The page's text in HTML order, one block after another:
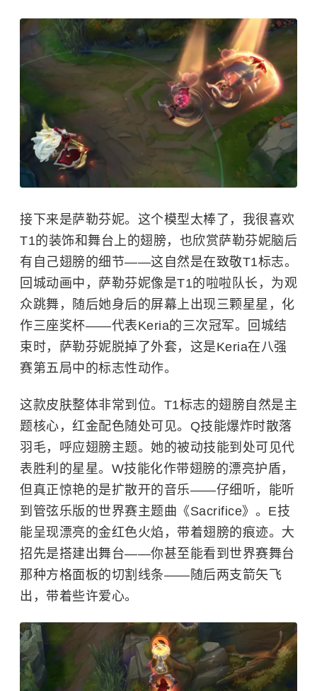
接下来是萨勒芬妮。这个模型太棒了，我很喜欢
T1的装饰和舞台上的翅膀，也欣赏萨勒芬妮脑后
有自己翅膀的细节——这自然是在致敬T1标志。
回城动画中，萨勒芬妮像是T1的啦啦队长，为观
众跳舞，随后她身后的屏幕上出现三颗星星，化
作三座奖杯——代表Keria的三次冠军。回城结
束时，萨勒芬妮脱掉了外套，这是Keria在八强
赛第五局中的标志性动作。
这款皮肤整体非常到位。T1标志的翅膀自然是主
题核心，红金配色随处可见。Q技能爆炸时散落
羽毛，呼应翅膀主题。她的被动技能到处可见代
表胜利的星星。W技能化作带翅膀的漂亮护盾，
但真正惊艳的是扩散开的音乐——仔细听，能听
到管弦乐版的世界赛主题曲《Sacrifice》。E技
能呈现漂亮的金红色火焰，带着翅膀的痕迹。大
招先是搭建出舞台——你甚至能看到世界赛舞台
那种方格面板的切割线条——随后两支箭矢飞
出，带着些许爱心。